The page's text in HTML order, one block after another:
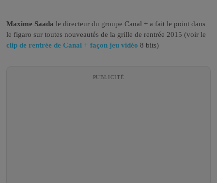
Maxime Saada le directeur du groupe Canal + a fait le point dans
le figaro sur toutes nouveautés de la grille de rentrée 2015 (voir le
clip de rentrée de Canal + façon jeu vidéo 8 bits)
PUBLICITÉ